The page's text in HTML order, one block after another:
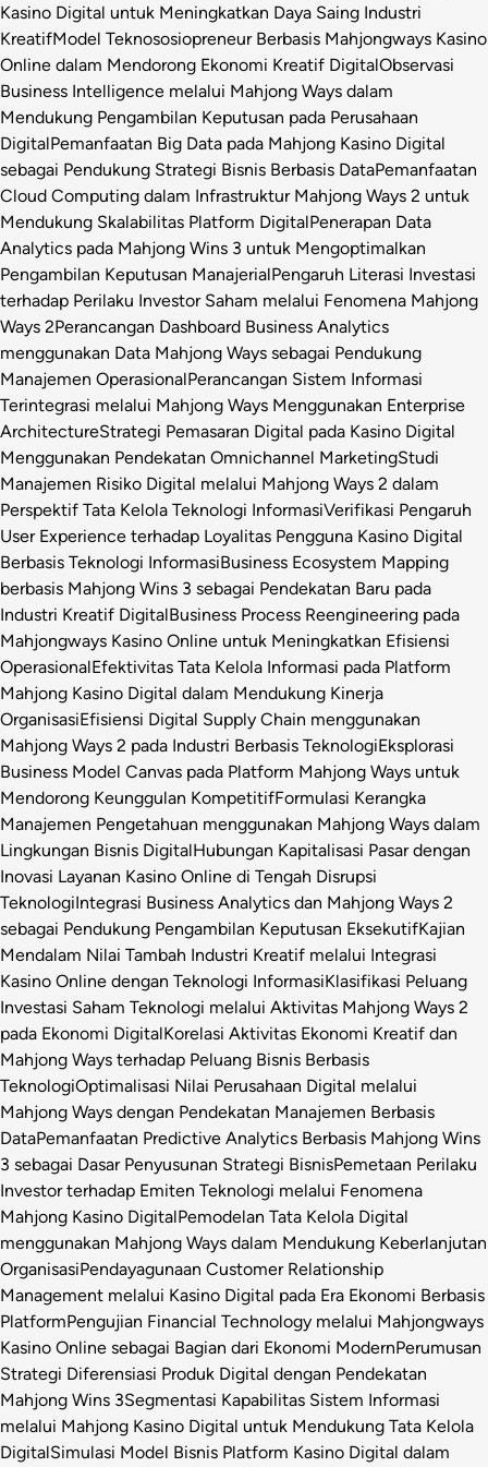
Kasino Digital untuk Meningkatkan Daya Saing Industri
KreatifModel Teknososiopreneur Berbasis Mahjongways Kasino
Online dalam Mendorong Ekonomi Kreatif DigitalObservasi
Business Intelligence melalui Mahjong Ways dalam
Mendukung Pengambilan Keputusan pada Perusahaan
DigitalPemanfaatan Big Data pada Mahjong Kasino Digital
sebagai Pendukung Strategi Bisnis Berbasis DataPemanfaatan
Cloud Computing dalam Infrastruktur Mahjong Ways 2 untuk
Mendukung Skalabilitas Platform DigitalPenerapan Data
Analytics pada Mahjong Wins 3 untuk Mengoptimalkan
Pengambilan Keputusan ManajerialPengaruh Literasi Investasi
terhadap Perilaku Investor Saham melalui Fenomena Mahjong
Ways 2Perancangan Dashboard Business Analytics
menggunakan Data Mahjong Ways sebagai Pendukung
Manajemen OperasionalPerancangan Sistem Informasi
Terintegrasi melalui Mahjong Ways Menggunakan Enterprise
ArchitectureStrategi Pemasaran Digital pada Kasino Digital
Menggunakan Pendekatan Omnichannel MarketingStudi
Manajemen Risiko Digital melalui Mahjong Ways 2 dalam
Perspektif Tata Kelola Teknologi InformasiVerifikasi Pengaruh
User Experience terhadap Loyalitas Pengguna Kasino Digital
Berbasis Teknologi InformasiBusiness Ecosystem Mapping
berbasis Mahjong Wins 3 sebagai Pendekatan Baru pada
Industri Kreatif DigitalBusiness Process Reengineering pada
Mahjongways Kasino Online untuk Meningkatkan Efisiensi
OperasionalEfektivitas Tata Kelola Informasi pada Platform
Mahjong Kasino Digital dalam Mendukung Kinerja
OrganisasiEfisiensi Digital Supply Chain menggunakan
Mahjong Ways 2 pada Industri Berbasis TeknologiEksplorasi
Business Model Canvas pada Platform Mahjong Ways untuk
Mendorong Keunggulan KompetitifFormulasi Kerangka
Manajemen Pengetahuan menggunakan Mahjong Ways dalam
Lingkungan Bisnis DigitalHubungan Kapitalisasi Pasar dengan
Inovasi Layanan Kasino Online di Tengah Disrupsi
TeknologiIntegrasi Business Analytics dan Mahjong Ways 2
sebagai Pendukung Pengambilan Keputusan EksekutifKajian
Mendalam Nilai Tambah Industri Kreatif melalui Integrasi
Kasino Online dengan Teknologi InformasiKlasifikasi Peluang
Investasi Saham Teknologi melalui Aktivitas Mahjong Ways 2
pada Ekonomi DigitalKorelasi Aktivitas Ekonomi Kreatif dan
Mahjong Ways terhadap Peluang Bisnis Berbasis
TeknologiOptimalisasi Nilai Perusahaan Digital melalui
Mahjong Ways dengan Pendekatan Manajemen Berbasis
DataPemanfaatan Predictive Analytics Berbasis Mahjong Wins
3 sebagai Dasar Penyusunan Strategi BisnisPemetaan Perilaku
Investor terhadap Emiten Teknologi melalui Fenomena
Mahjong Kasino DigitalPemodelan Tata Kelola Digital
menggunakan Mahjong Ways dalam Mendukung Keberlanjutan
OrganisasiPendayagunaan Customer Relationship
Management melalui Kasino Digital pada Era Ekonomi Berbasis
PlatformPengujian Financial Technology melalui Mahjongways
Kasino Online sebagai Bagian dari Ekonomi ModernPerumusan
Strategi Diferensiasi Produk Digital dengan Pendekatan
Mahjong Wins 3Segmentasi Kapabilitas Sistem Informasi
melalui Mahjong Kasino Digital untuk Mendukung Tata Kelola
DigitalSimulasi Model Bisnis Platform Kasino Digital dalam